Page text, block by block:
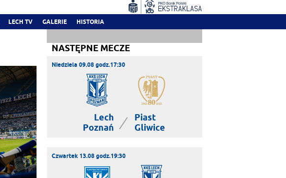
LECH TV GALERIE HISTORIA
NASTĘPNE MECZE
Niedziela 09.08 godz.17:30
Lech
Poznań
|
Piast
Gliwice
Czwartek 13.08 godz.19:30